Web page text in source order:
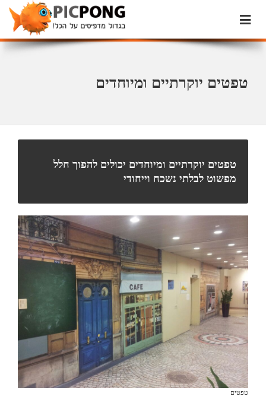
טפטים יוקרתיים ומיוחדים
טפטים יוקרתיים ומיוחדים יכולים להפוך חלל
מפשוט לבלתי נשכח וייחודי
טפטים